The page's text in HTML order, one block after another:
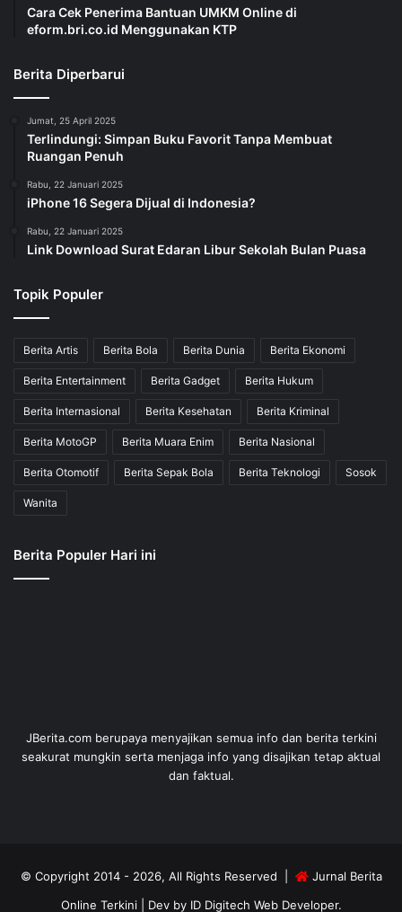
Cara Cek Penerima Bantuan UMKM Online di
eform.bri.co.id Menggunakan KTP
Berita Diperbarui
Jumat, 25 April 2025
Terlindungi: Simpan Buku Favorit Tanpa Membuat
Ruangan Penuh
Rabu, 22 Januari 2025
iPhone 16 Segera Dijual di Indonesia?
Rabu, 22 Januari 2025
Link Download Surat Edaran Libur Sekolah Bulan Puasa
Topik Populer
Berita Artis Berita Bola Berita Dunia Berita Ekonomi
Berita Entertainment Berita Gadget Berita Hukum
Berita Internasional Berita Kesehatan Berita Kriminal
Berita MotoGP Berita Muara Enim Berita Nasional
Berita Otomotif Berita Sepak Bola Berita Teknologi Sosok
Wanita
Berita Populer Hari ini
JBerita.com berupaya menyajikan semua info dan berita terkini
seakurat mungkin serta menjaga info yang disajikan tetap aktual
dan faktual.
© Copyright 2014 - 2026, All Rights Reserved |
Jurnal Berita
Online Terkini| Dev by ID Digitech Web Developer.